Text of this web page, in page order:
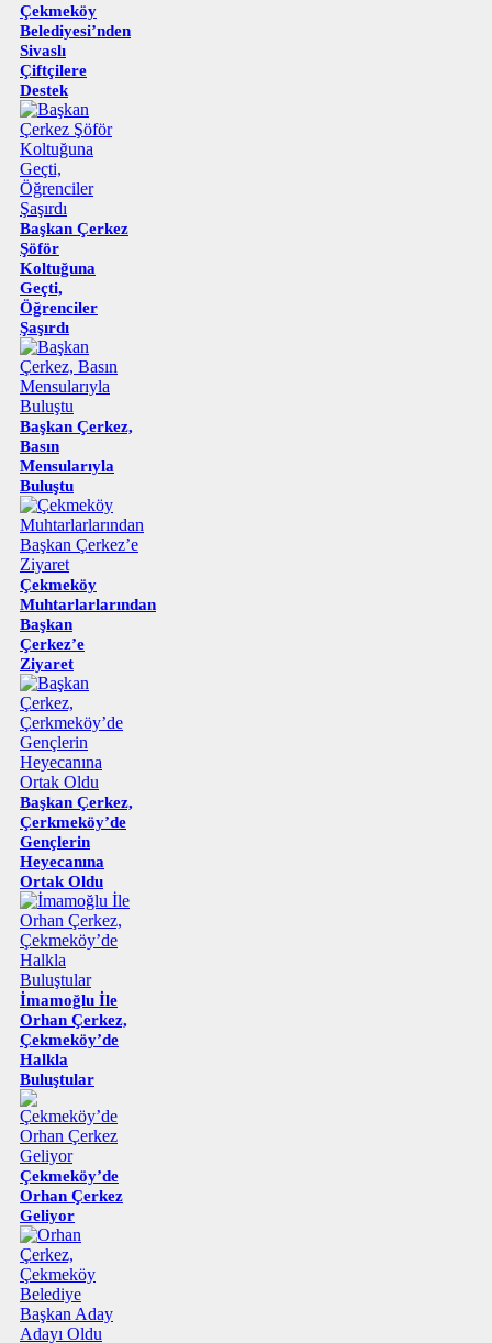
Çekmeköy
Belediyesi’nden
Sivaslı
Çiftçilere
Destek
Başkan Çerkez
Şöför
Koltuğuna
Geçti,
Öğrenciler
Şaşırdı
Başkan Çerkez,
Basın
Mensularıyla
Buluştu
Çekmeköy
Muhtarlarlarından
Başkan
Çerkez’e
Ziyaret
Başkan Çerkez,
Çerkmeköy’de
Gençlerin
Heyecanına
Ortak Oldu
İmamoğlu İle
Orhan Çerkez,
Çekmeköy’de
Halkla
Buluştular
Çekmeköy’de
Orhan Çerkez
Geliyor